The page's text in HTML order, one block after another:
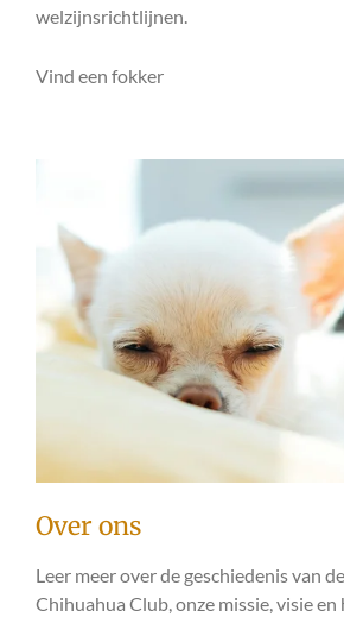
welzijnsrichtlijnen.
Vind een fokker
Over ons
Leer meer over de geschiedenis van
Chihuahua Club, onze missie, visie en